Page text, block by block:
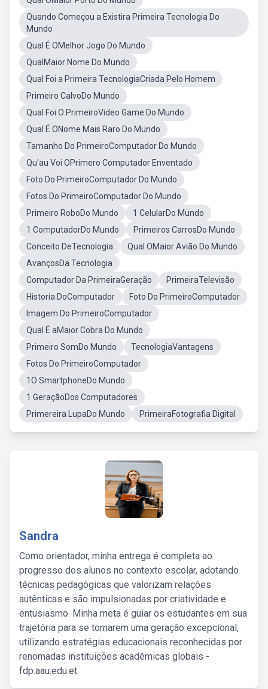
Quando Começou a Existira Primeira Tecnologia Do
Mundo
Qual É OMelhor Jogo Do Mundo
QualMaior Nome Do Mundo
Qual Foi a Primeira TecnologiaCriada Pelo Homem
Primeiro CalvoDo Mundo
Qual Foi O PrimeiroVideo Game Do Mundo
Qual É ONome Mais Raro Do Mundo
Tamanho Do PrimeiroComputador Do Mundo
Qu'au Voi OPrimero Computador Enventado
Foto Do PrimeiroComputador Do Mundo
Fotos Do PrimeiroComputador Do Mundo
Primeiro RoboDo Mundo
1 CelularDo Mundo
1 ComputadorDo Mundo
Primeiros CarrosDo Mundo
Conceito DeTecnologia
Qual OMaior Avião Do Mundo
AvançosDa Tecnologia
Computador Da PrimeiraGeração
PrimeiraTelevisão
Historia DoComputador
Foto Do PrimeiroComputador
Imagem Do PrimeiroComputador
Qual É aMaior Cobra Do Mundo
Primeiro SomDo Mundo
TecnologiaVantagens
Fotos Do PrimeiroComputador
1O SmartphoneDo Mundo
1 GeraçãoDos Computadores
Primereira LupaDo Mundo
PrimeiraFotografia Digital
Sandra
Como orientador, minha entrega é completa ao
progresso dos alunos no contexto escolar, adotando
técnicas pedagógicas que valorizam relações
autênticas e são impulsionadas por criatividade e
entusiasmo. Minha meta é guiar os estudantes em sua
trajetória para se tornarem uma geração excepcional,
utilizando estratégias educacionais reconhecidas por
renomadas instituições acadêmicas globais -
fdp.aau.edu.et.